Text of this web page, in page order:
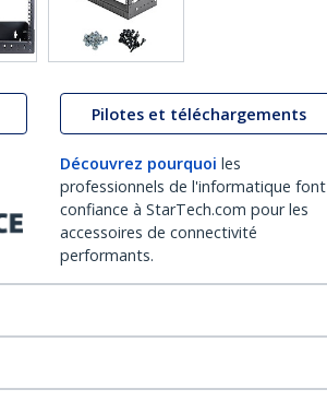
Pilotes et téléchargements
Découvrez pourquoi les
professionnels de l'informatique font
confiance à StarTech.com pour les
accessoires de connectivité
performants.